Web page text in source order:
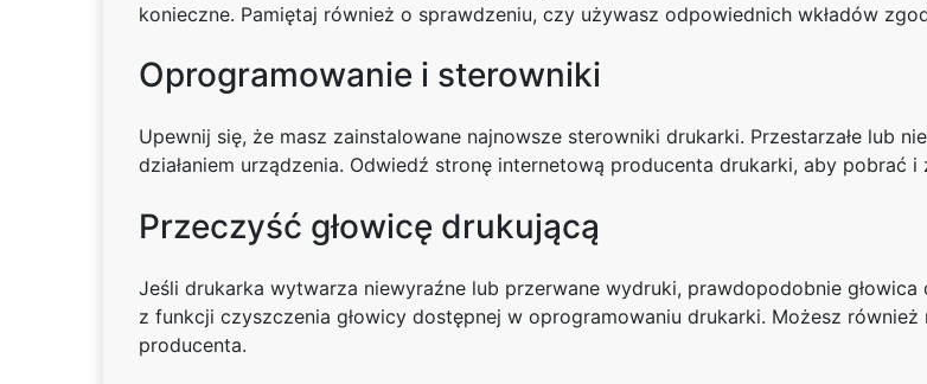
konieczne. Pamiętaj również o sprawdzeniu, czy używasz odpowiednich wkładów
Oprogramowanie i sterowniki
Upewnij się, że masz zainstalowane najnowsze sterowniki drukarki. Przestarzałe lub
działaniem urządzenia. Odwiedź stronę internetową producenta drukarki, aby pobrać
Przeczyść głowicę drukującą
Jeśli drukarka wytwarza niewyraźne lub przerwane wydruki, prawdopodobnie
z funkcji czyszczenia głowicy dostępnej w oprogramowaniu drukarki. Możesz
producenta.